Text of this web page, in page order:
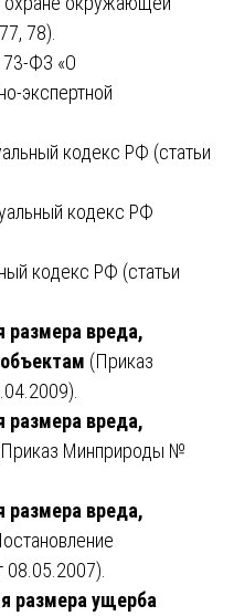
78).
ФЗ «О
экспертной
кодекс РФ (статьи
кодекс РФ
кодекс РФ (статьи
размера вреда,
(Приказ
размера вреда,
Минприроды №
размера вреда,
размера ущерба